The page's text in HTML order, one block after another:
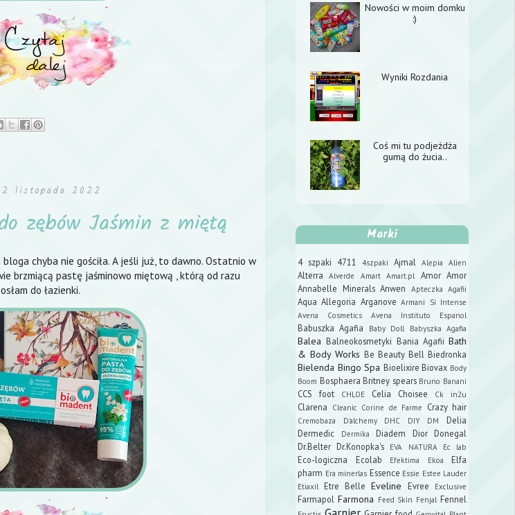
listopada 2022
zębów Jaśmin z miętą
chyba nie gościła. A jeśli już, to dawno. Ostatnio w
brzmiącą pastę jaśminowo miętową , którą od razu
do łazienki.
Nowości w moim domku
:)
Wyniki Rozdania
Coś mi tu podjeżdża
gumą do żucia..
Marki
4 szpaki 4711 4szpaki Ajmal Alepia Alien
Alterra Alverde Amart Amart.pl
Amor Amor
Annabelle Minerals Anwen Apteczka Agafii
Aqua Allegoria Arganove Armani Si Intense
Avena Cosmetics
Avena Instituto Espanol
Babuszka Agafia Baby Doll Babyszka Agafia
Balea Balneokosmetyki Bania Agafii Bath
& Body Works Be Beauty Bell Biedronka
Bielenda Bingo Spa Bioelixire Biovax Body
Boom Bosphaera Britney spears Bruno Banani
CCS foot CHLOE Celia Choisee Ck in2u
Clarena Cleanic Corine de Farme Crazy hair
Cremobaza D'alchemy DHC DIY DM
Delia
Dermedic
Dermika Diadem Dior
Donegal
Dr.Belter Dr.Konopka's EVA NATURA Ec lab
Eco-logiczna Ecolab Efektima Ekoa
Elfa
pharm Era minerlas Essence Essie Estee Lauder
Etiaxil
Etre Belle Eveline Evree Exclusive
Farmapol Farmona Feed Skin Fenjal Fennel